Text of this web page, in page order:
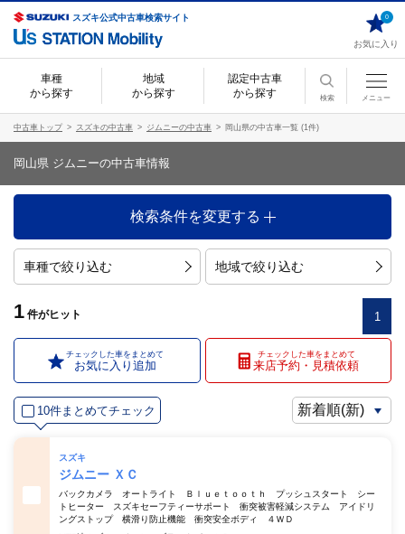
スズキ公式中古車検索サイト
お気に入り
0
車種
から探す
地域
から探す
認定中古車
から探す
検索 メニュー
中古車トップ スズキの中古車 ジムニーの中古車 岡山県の中古車一覧 (1件)
岡山県 ジムニーの中古車情報
検索条件を変更する
車種で絞り込む 地域で絞り込む
1 件がヒット 1
チェックした車をまとめて
お気に入り追加
チェックした車をまとめて
来店予約・見積依頼
10件まとめてチェック
スズキ
ジムニー ＸＣ
バックカメラ オートライト Ｂｌｕｅｔｏｏｔｈ プッシュスタート シー
トヒーター スズキセーフティーサポート 衝突被害軽減システム アイドリ
ングストップ 横滑り防止機能 衝突安全ボディ ４ＷＤ